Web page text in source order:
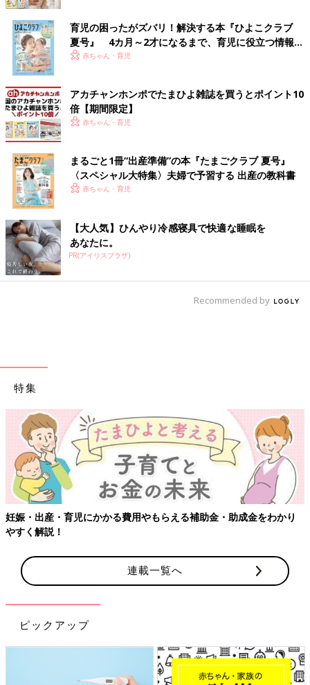
す。
※記事の内容は記事執筆当時の情報であり、現在と異なる場合が
あります。
育児の困ったがズバリ！解決する本『ひよこクラブ
夏号』 4カ月～2才になるまで、育児に役立つ情報が
いっぱい！
赤ちゃん・育児
アカチャンホンポでたまひよ雑誌を買うとポイント10
倍【期間限定】
赤ちゃん・育児
まるごと1冊“出産準備”の本『たまごクラブ 夏号』
〈スペシャル大特集〉夫婦で予習する 出産の教科書
赤ちゃん・育児
【大人気】ひんやり冷感寝具で快適な睡眠を
あなたに。
PR(アイリスプラザ)
Recommended by
特集
妊娠・出産・育児にかかる費用やもらえる補助金・助成金をわかり
やすく解説！
連載一覧へ
ピックアップ